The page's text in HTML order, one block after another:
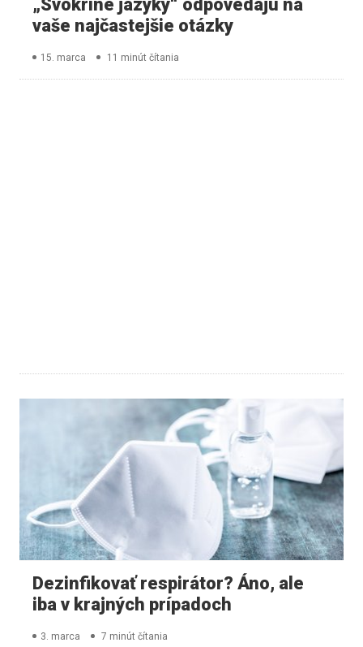
„Svokrine jazyky“ odpovedajú na
vaše najčastejšie otázky
15. marca 11 minút čítania
Dezinfikovať respirátor? Áno, ale
iba v krajných prípadoch
3. marca 7 minút čítania